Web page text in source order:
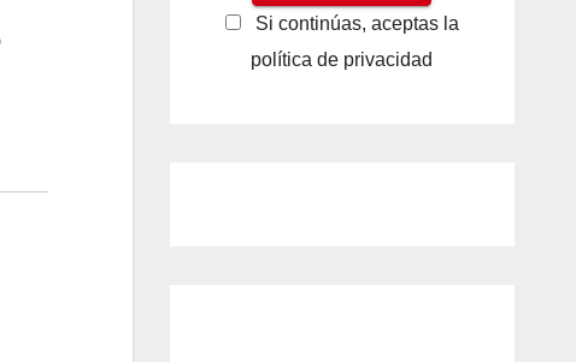
Si continúas, aceptas la
política de privacidad